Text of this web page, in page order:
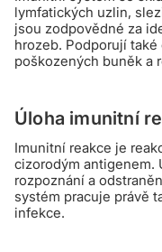
lymfatických uzlin,
jsou zodpovědné za
hrozeb. Podporují
poškozených buněk a
Úloha imunitní
Imunitní reakce je
cizorodým antigenem.
rozpoznání a
systém pracuje právě
infekce.